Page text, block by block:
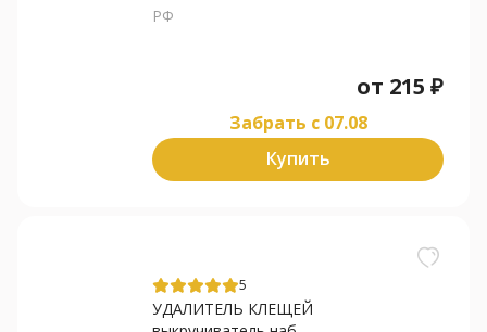
РФ
от 215 ₽
Забрать c 07.08
Купить
5
УДАЛИТЕЛЬ КЛЕЩЕЙ